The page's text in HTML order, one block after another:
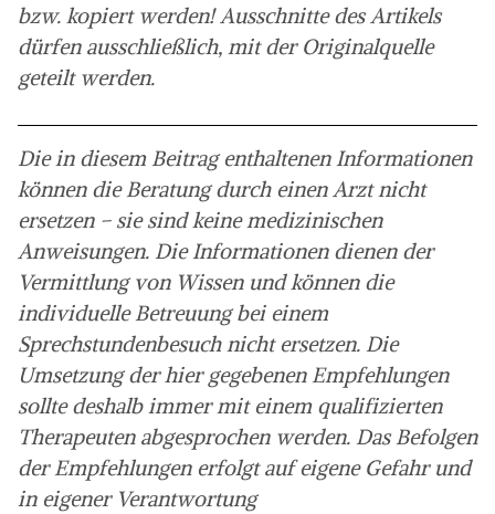
bzw. kopiert werden! Ausschnitte des Artikels
dürfen ausschließlich, mit der Originalquelle
geteilt werden.
Die in diesem Beitrag enthaltenen Informationen
können die Beratung durch einen Arzt nicht
ersetzen – sie sind keine medizinischen
Anweisungen. Die Informationen dienen der
Vermittlung von Wissen und können die
individuelle Betreuung bei einem
Sprechstundenbesuch nicht ersetzen. Die
Umsetzung der hier gegebenen Empfehlungen
sollte deshalb immer mit einem qualifizierten
Therapeuten abgesprochen werden. Das Befolgen
der Empfehlungen erfolgt auf eigene Gefahr und
in eigener Verantwortung